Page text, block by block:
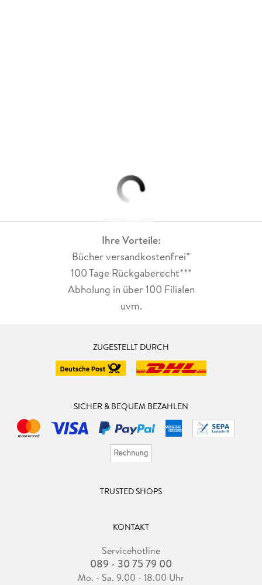
Ihre Vorteile:
Bücher versandkostenfrei*
100 Tage Rückgaberecht***
Abholung in über 100 Filialen
uvm.
ZUGESTELLT DURCH
SICHER & BEQUEM BEZAHLEN
TRUSTED SHOPS
KONTAKT
Servicehotline
089 - 30 75 79 00
Mo. - Sa. 9.00 - 18.00 Uhr